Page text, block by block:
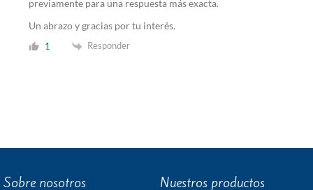
previamente para una respuesta más exacta.
Un abrazo y gracias por tu interés.
1 Responder
Sobre nosotros Nuestros productos